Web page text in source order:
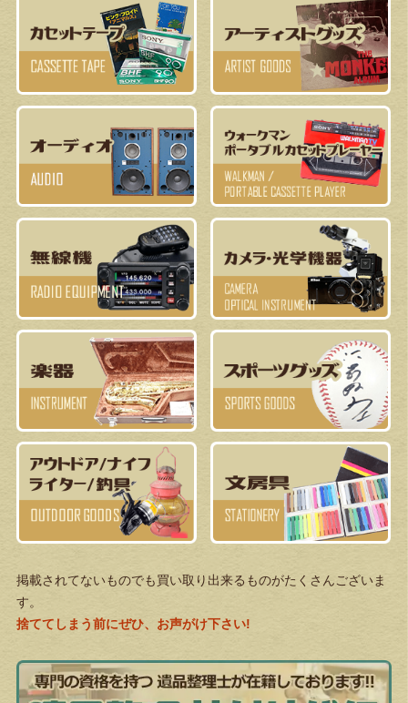
掲載されてないものでも買い取り出来るものがたくさんございま
す。
捨ててしまう前にぜひ、お声がけ下さい!